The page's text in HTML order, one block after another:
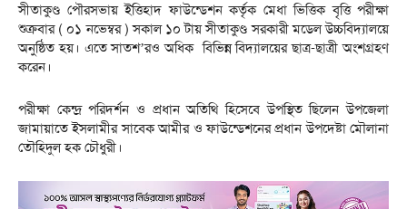
সীতাকুণ্ড পৌরসভায় ইত্তিহাদ ফাউন্ডেশন কর্তৃক মেধা ভিত্তিক বৃত্তি পরীক্ষা
শুক্রবার ( ০১ নভেম্বর ) সকাল ১০ টায় সীতাকুণ্ড সরকারী মডেল উচ্চবিদ্যালয়ে
অনুষ্ঠিত হয়। এতে সাতশ’রও অধিক বিভিন্ন বিদ্যালয়ের ছাত্র-ছাত্রী অংশগ্রহণ
করেন।
পরীক্ষা কেন্দ্র পরিদর্শন ও প্রধান অতিথি হিসেবে উপস্থিত ছিলেন উপজেলা
জামায়াতে ইসলামীর সাবেক আমীর ও ফাউন্ডেশনের প্রধান উপদেষ্টা মৌলানা
তৌহিদুল হক চৌধুরী।